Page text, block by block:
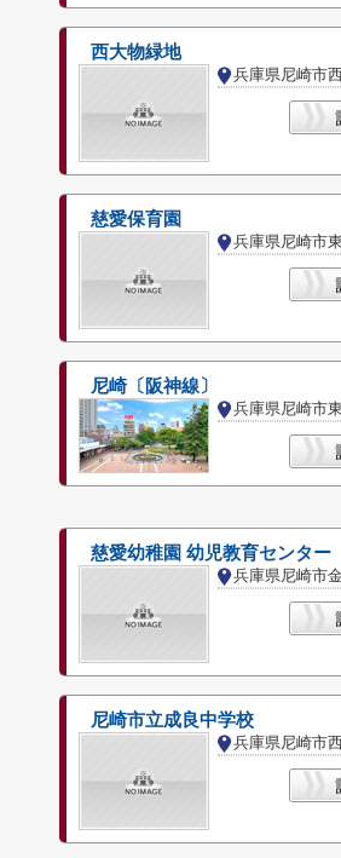
西大物緑地
兵庫県尼崎市
慈愛保育園
兵庫県尼崎市
尼崎〔阪神線〕
兵庫県尼崎市
慈愛幼稚園 幼児教育センター
兵庫県尼崎市
尼崎市立成良中学校
兵庫県尼崎市